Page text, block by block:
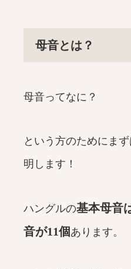
母音とは？
母音ってなに？
という方のためにまず
明します！
ハングルの基本母音
音が11個 あります。